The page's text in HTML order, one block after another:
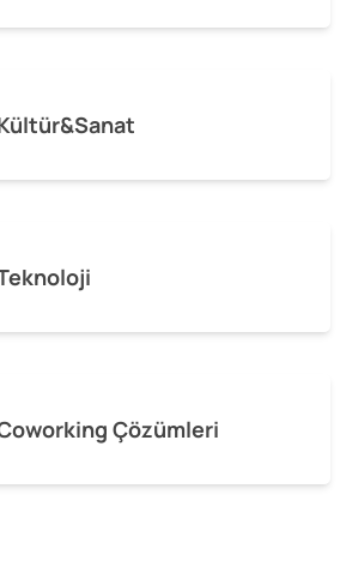
Çözümleri